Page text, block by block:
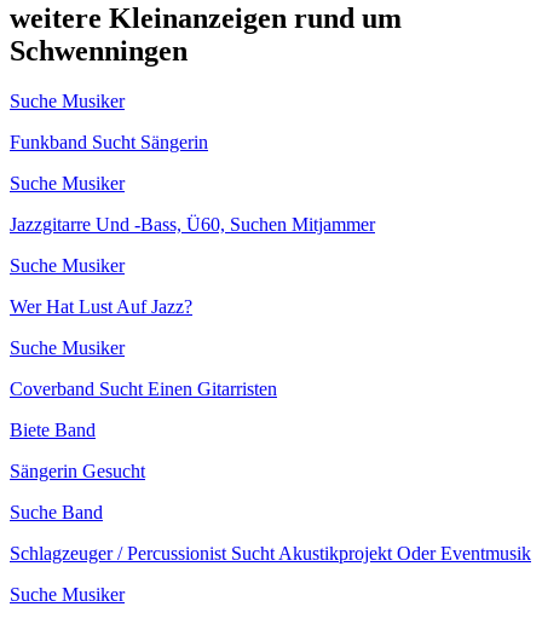
weitere Kleinanzeigen rund um
Schwenningen
Suche Musiker
Funkband Sucht Sängerin
Suche Musiker
Jazzgitarre Und -Bass, Ü60, Suchen Mitjammer
Suche Musiker
Wer Hat Lust Auf Jazz?
Suche Musiker
Coverband Sucht Einen Gitarristen
Biete Band
Sängerin Gesucht
Suche Band
Schlagzeuger / Percussionist Sucht Akustikprojekt Oder Eventmusik
Suche Musiker